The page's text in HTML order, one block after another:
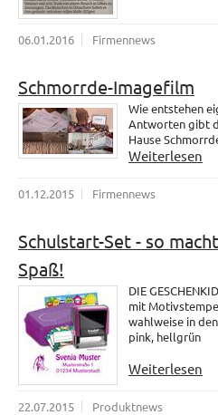
06.01.2016 Firmennews
Schmorrde-Imagefilm
Wie entstehen
Antworten gibt
Hause
Weiterlesen
01.12.2015 Firmennews
Schulstart-Set - so
Spaß!
DIE
mit
wahlweise in
pink, hellgrün
Weiterlesen
22.07.2015 Produktnews